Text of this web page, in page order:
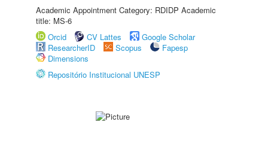
Academic Appointment Category: RDIDP Academic
title: MS-6
Orcid
CV Lattes
Google Scholar
ResearcherID
Scopus
Fapesp
Dimensions
Repositório Institucional UNESP